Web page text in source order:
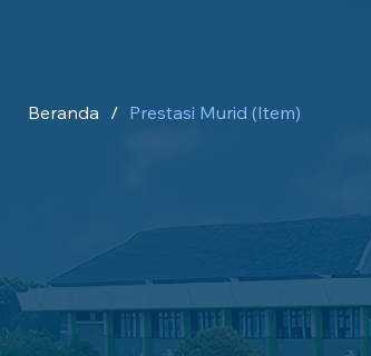
Beranda / Prestasi Murid (Item)